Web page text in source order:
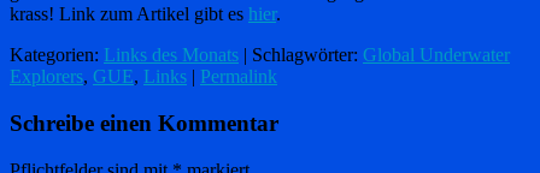
krass! Link zum Artikel gibt es hier.
Kategorien: Links des Monats | Schlagwörter: Global Underwater
Explorers, GUE, Links | Permalink
Schreibe einen Kommentar